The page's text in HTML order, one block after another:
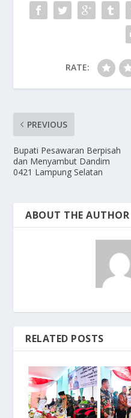
RATE:
PREVIOUS
Bupati Pesawaran Berpisah
dan Menyambut Dandim
0421 Lampung Selatan
ABOUT THE AUTHOR
RELATED POSTS